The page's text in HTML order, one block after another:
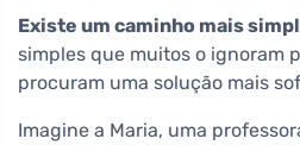
Existe um caminho mais
simples que muitos o ignoram
procuram uma solução mais
Imagine a Maria, uma